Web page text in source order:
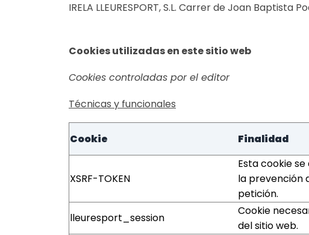
IRELA LLEURESPORT, S.L. Carrer de Joan
Cookies utilizadas en este sitio web
Cookies controladas por el editor
Técnicas y funcionales
Cookie Finalidad
XSRF-TOKEN
Esta cookie
la prevención
petición.
lleuresport_session
Cookie
del sitio web.